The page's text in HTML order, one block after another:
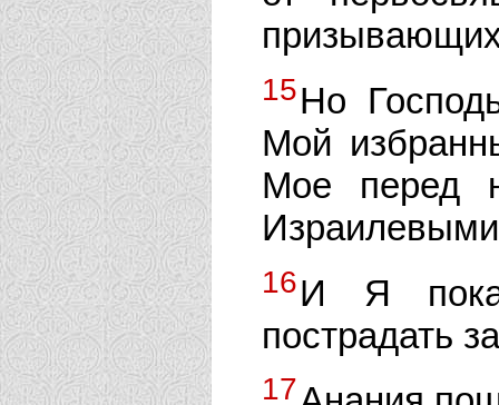
15Но
Мой
Мое перед
16И Я
пострадать
17